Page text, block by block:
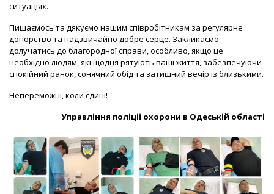
ситуаціях.
Пишаємось та дякуємо нашим співробітникам за регулярне
донорство та надзвичайно добре серце. Закликаємо
долучатись до благородної справи, особливо, якщо це
необхідно людям, які щодня рятують ваші життя, забезпечуючи
спокійний ранок, сонячний обід та затишний вечір із близькими.
Непереможні, коли єдині!
Управління поліції охорони в Одеській області